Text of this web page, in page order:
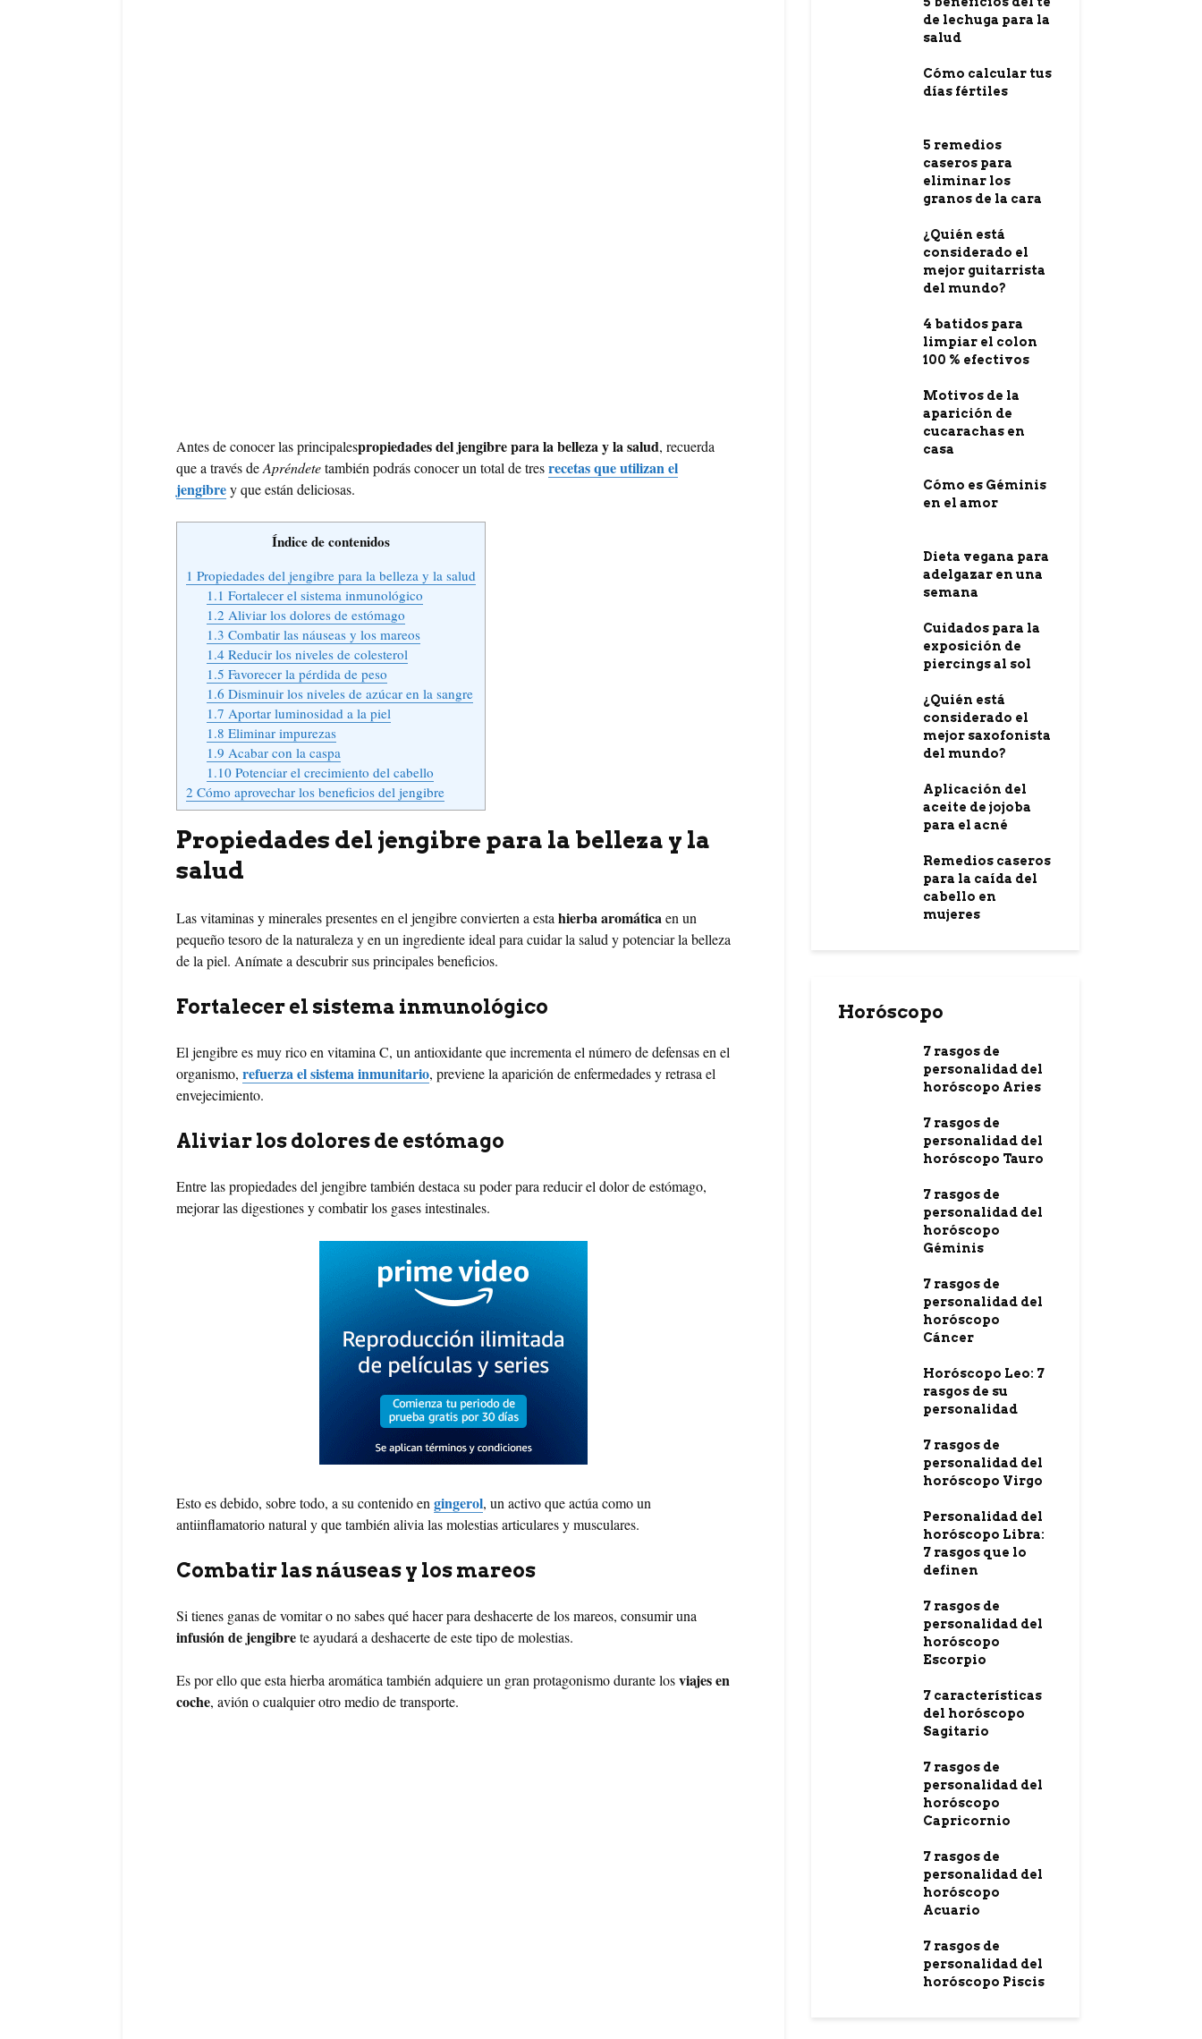
Antes de conocer las principalespropiedades del jengibre para la belleza y la salud, recuerda
que a través deApréndetetambién podrás conocer un total de tresrecetas que utilizan el
jengibrey que están deliciosas.
Índice de contenidos
1 Propiedades del jengibre para la belleza y la salud
1.1 Fortalecer el sistema inmunológico
1.2 Aliviar los dolores de estómago
1.3 Combatir las náuseas y los mareos
1.4Reducir los niveles de colesterol
1.5 Favorecer la pérdida de peso
1.6 Disminuir los niveles de azúcar en la sangre
1.7 Aportar luminosidad a la piel
1.8 Eliminar impurezas
1.9 Acabar con la caspa
1.10Potenciar el crecimiento del cabello
2 Cómo aprovechar los beneficios del jengibre
Propiedades del jengibre para la belleza y la
salud
Las vitaminas y minerales presentes en el jengibre convierten a esta hierba aromática en un
pequeño tesoro de la naturaleza y en un ingrediente ideal para cuidar la salud y potenciar la belleza
de la piel. Anímate a descubrir sus principales beneficios.
Fortalecer el sistema inmunológico
El jengibre es muy rico en vitamina C, un antioxidante que incrementa el número de defensas en el
organismo, refuerza el sistema inmunitario, previene la aparición de enfermedades y retrasa el
envejecimiento.
Aliviar los dolores de estómago
Entre las propiedades del jengibre también destaca su poder para reducir el dolor de estómago,
mejorar las digestiones y combatir los gases intestinales.
Esto es debido, sobre todo, a su contenido en gingerol, un activo que actúa como un
antiinflamatorio natural y que también alivia las molestias articulares y musculares.
Combatir las náuseas y los mareos
Si tienes ganas de vomitar o no sabes qué hacer para deshacerte de los mareos, consumir una
infusión de jengibrete ayudará a deshacerte de este tipo de molestias.
Es por ello que esta hierba aromática también adquiere un gran protagonismo durante losviajes en
coche, avión o cualquier otro medio de transporte.
de lechuga para la
salud
Cómo calcular tus
días fértiles
5 remedios
caseros para
eliminar los
granos de la cara
¿Quién está
considerado el
mejor guitarrista
del mundo?
4 batidos para
limpiar el colon
100 % efectivos
Motivos de la
aparición de
cucarachas en
casa
Cómo es Géminis
en el amor
Dieta vegana para
adelgazar en una
semana
Cuidados para la
exposición de
piercings al sol
¿Quién está
considerado el
mejor saxofonista
del mundo?
Aplicación del
aceite de jojoba
para el acné
Remedios caseros
para la caída del
cabello en
mujeres
Horóscopo
7 rasgos de
personalidad del
horóscopo Aries
7 rasgos de
personalidad del
horóscopo Tauro
7 rasgos de
personalidad del
horóscopo
Géminis
7 rasgos de
personalidad del
horóscopo
Cáncer
Horóscopo Leo: 7
rasgos de su
personalidad
7 rasgos de
personalidad del
horóscopo Virgo
Personalidad del
horóscopo Libra:
7 rasgos que lo
definen
7 rasgos de
personalidad del
horóscopo
Escorpio
7 características
del horóscopo
Sagitario
7 rasgos de
personalidad del
horóscopo
Capricornio
7 rasgos de
personalidad del
horóscopo
Acuario
7 rasgos de
personalidad del
horóscopo Piscis